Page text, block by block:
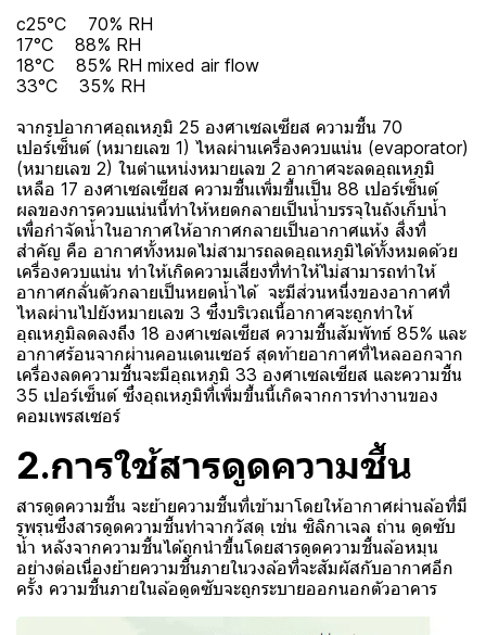
c25°C 70% RH
17°C 88% RH
18°C 85% RH mixed air flow
33°C 35% RH
จากรูปอากาศอุณหภูมิ 25 องศาเซลเซียส ความชื้น 70
เปอร์เซ็นต์ (หมายเลข 1) ไหลผ่านเครื่องควบแน่น (evaporator)
(หมายเลข 2) ในตำแหน่งหมายเลข 2 อากาศจะลดอุณหภูมิ
เหลือ 17 องศาเซลเซียส ความชื้นเพิ่มขึ้นเป็น 88 เปอร์เซ็นต์
ผลของการควบแน่นนี้ทำให้หยดกลายเป็นน้ำบรรจุในถังเก็บน้ำ
เพื่อกำจัดน้ำในอากาศให้อากาศกลายเป็นอากาศแห้ง สิ่งที่
สำคัญ คือ อากาศทั้งหมดไม่สามารถลดอุณหภูมิได้ทั้งหมดด้วย
เครื่องควบแน่น ทำให้เกิดความเสี่ยงที่ทำให้ไม่สามารถทำให้
อากาศกลั่นตัวกลายเป็นหยดน้ำได้ จะมีส่วนหนึ่งของอากาศที่
ไหลผ่านไปยังหมายเลข 3 ซึ่งบริเวณนี้อากาศจะถูกทำให้
อุณหภูมิลดลงถึง 18 องศาเซลเซียส ความชื้นสัมพัทธ์ 85% และ
อากาศร้อนจากผ่านคอนเดนเซอร์ สุดท้ายอากาศที่ไหลออกจาก
เครื่องลดความชื้นจะมีอุณหภูมิ 33 องศาเซลเซียส และความชื้น
35 เปอร์เซ็นต์ ซึ่งอุณหภูมิที่เพิ่มขึ้นนี้เกิดจากการทำงานของ
คอมเพรสเซอร์
2.การใช้สารดูดความชื้น
สารดูดความชื้น จะย้ายความชื้นที่เข้ามาโดยให้อากาศผ่านล้อที่มี
รูพรุนซึ่งสารดูดความชื้นทำจากวัสดุ เช่น ซิลิกาเจล ถ่าน ดูดซับ
น้ำ หลังจากความชื้นได้ถูกนำขึ้นโดยสารดูดความชื้นล้อหมุน
อย่างต่อเนื่องย้ายความชื้นภายในวงล้อที่จะสัมผัสกับอากาศอีก
ครั้ง ความชื้นภายในล้อดูดซับจะถูกระบายออกนอกตัวอาคาร